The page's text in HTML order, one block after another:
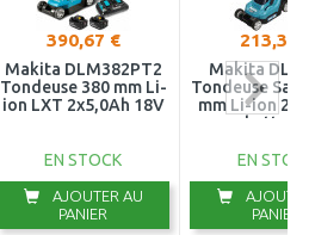
390,67 €
Makita DLM382PT2
Tondeuse 380 mm Li-
ion LXT 2x5,0Ah 18V
EN STOCK
AJOUTER AU
PANIER
213,34
Makita
Tondeuse
mm Li-ion
batterie
EN
PANIER